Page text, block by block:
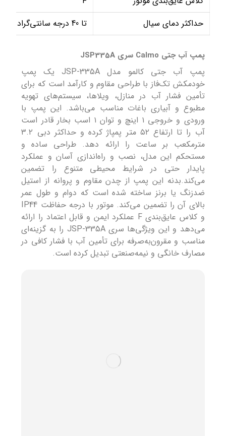
حداکثر دمای سیال
تا 40 درجه سانتی‌گراد
پمپ آب جتی Calmo سری JSP335A
پمپ آب جتی کالمو مدل JSP-335A یک پمپ
خودمکش تک‌فاز با طراحی مقاوم و کارآمد است که برای
تأمین فشار آب در منازل، ویلاها، سیستم‌های تهویه
مطبوع و آبیاری باغات مناسب می‌باشد. این پمپ با
ورودی و خروجی ۱ اینچ و توان ۱ اسب بخار قادر است
آب را تا ارتفاع ۵۲ متر پمپاژ کرده و حداکثر دبی ۳.۲
مترمکعب بر ساعت را ارائه دهد. طراحی ساده و
مستحکم این مدل، نصب و راه‌اندازی آسان و عملکرد
پایدار حتی در شرایط محیطی متنوع را تضمین
می‌کند.بدنه این پمپ از چدن مقاوم و پروانه از استیل
ضدزنگ یا برنز ساخته شده است که دوام و طول عمر
بالای آن را تضمین می‌کند. موتور با درجه حفاظت IP44
و کلاس عایق‌بندی F عملکرد ایمن و قابل اعتماد را ارائه
می‌دهد و این ویژگی‌ها سری JSP-335A را به گزینه‌ای
مناسب و مقرون‌به‌صرفه برای تأمین آب با فشار کافی در
مصارف خانگی و نیمه‌صنعتی تبدیل کرده است.